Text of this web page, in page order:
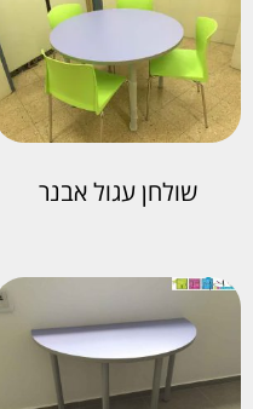
שולחן עגול אבנר